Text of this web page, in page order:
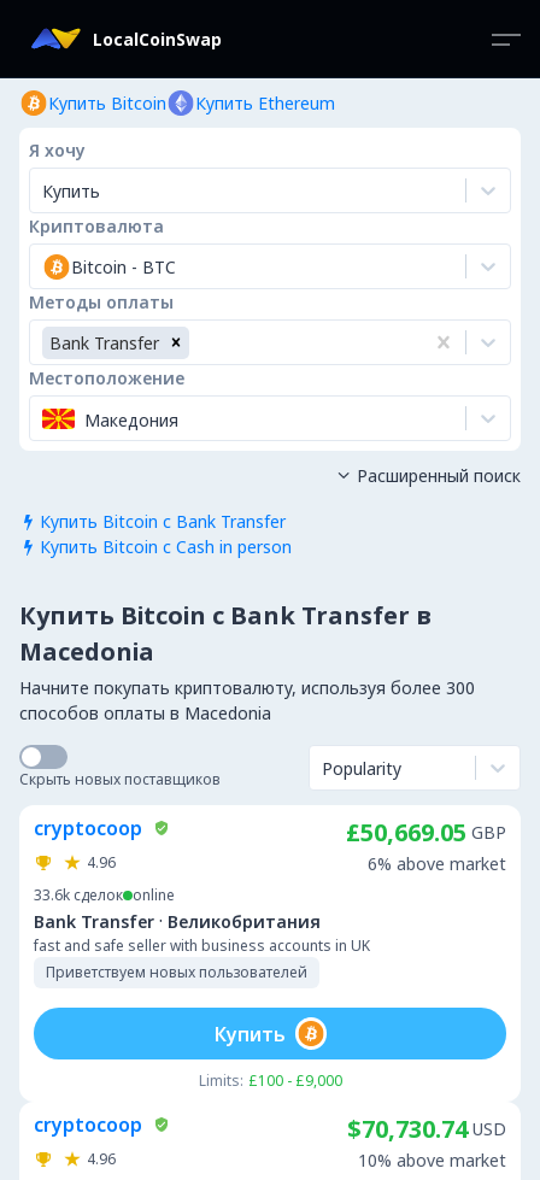
LocalCoinSwap
Купить Bitcoin Купить Ethereum
Я хочу
Купить
Криптовалюта
Bitcoin - BTC
Методы оплаты
Bank Transfer
Местоположение
Македония
 Купить Bitcoin с Bank Transfer
 Купить Bitcoin с Cash in person
 Расширенный поиск
Купить Bitcoin с Bank Transfer в
Macedonia
Начните покупать криптовалюту, используя более 300
способов оплаты в Macedonia
Скрыть новых поставщиков Popularity
cryptocoop
4.96
33.6k сделок online
Bank Transfer · Великобритания
fast and safe seller with business accounts in UK
Приветствуем новых пользователей
£50,669.05 GBP
6% above market
Limits: £100 - £9,000
Купить
cryptocoop
4.96
$70,730.74 USD
10% above market